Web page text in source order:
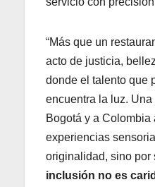
“Más que un
acto de justicia,
donde el talento que
encuentra la luz.
Bogotá y a
experiencias
originalidad, sino por
inclusión no es